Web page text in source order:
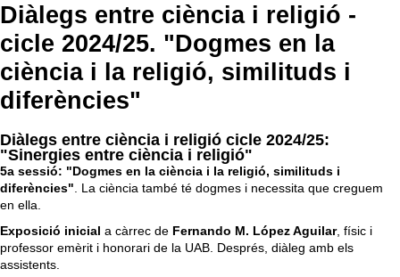
Diàlegs entre ciència i religió -
cicle 2024/25. "Dogmes en la
ciència i la religió, similituds i
diferències"
Diàlegs entre ciència i religió cicle 2024/25:
"Sinergies entre ciència i religió"
5a sessió: "Dogmes en la ciència i la religió, similituds i
diferències". La ciència també té dogmes i necessita que creguem
en ella.
Exposició inicial a càrrec de Fernando M. López Aguilar, físic i
professor emèrit i honorari de la UAB. Després, diàleg amb els
assistents.